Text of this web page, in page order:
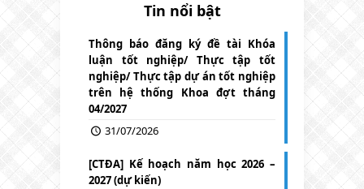
Tin nổi bật
Thông báo đăng ký đề tài Khóa
luận tốt nghiệp/ Thực tập tốt
nghiệp/ Thực tập dự án tốt nghiệp
trên hệ thống Khoa đợt tháng
04/2027
31/07/2026
[CTĐA] Kế hoạch năm học 2026 –
2027 (dự kiến)